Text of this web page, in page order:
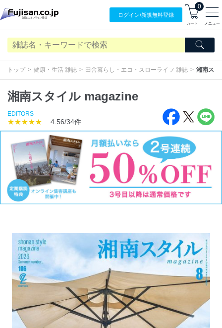
ログイン/新規無料登録
0
カート メニュー
トップ 健康・生活 雑誌 田舎暮らし・エコ・スローライフ 雑誌 湘南ス
湘南スタイル magazine
EDITORS
★★★★★ 4.56/34件